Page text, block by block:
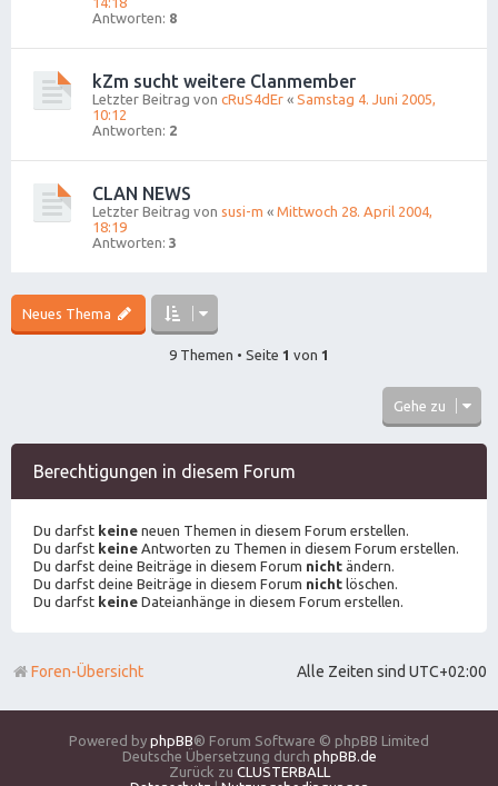
Antworten: 8
kZm sucht weitere Clanmember
Letzter Beitrag von cRuS4dEr « Samstag 4. Juni 2005,
10:12
Antworten: 2
CLAN NEWS
Letzter Beitrag von susi-m « Mittwoch 28. April 2004,
18:19
Antworten: 3
Neues Thema
9 Themen • Seite 1 von 1
Gehe zu
Berechtigungen in diesem Forum
Du darfst keine neuen Themen in diesem Forum erstellen.
Du darfst keine Antworten zu Themen in diesem Forum erstellen.
Du darfst deine Beiträge in diesem Forum nicht ändern.
Du darfst deine Beiträge in diesem Forum nicht löschen.
Du darfst keine Dateianhänge in diesem Forum erstellen.
Alle Zeiten sind UTC+02:00
Foren-Übersicht
Powered by phpBB® Forum Software © phpBB Limited
Deutsche Übersetzung durch phpBB.de
Zurück zu CLUSTERBALL